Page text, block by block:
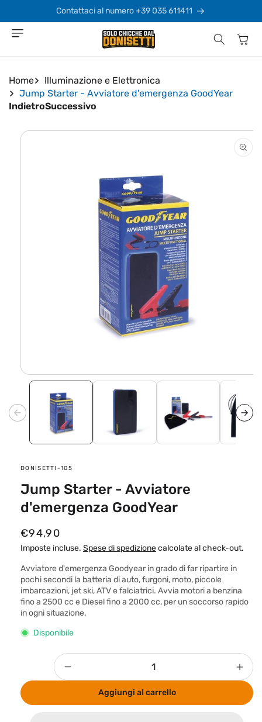
direttamente
ai contenuti
Contattaci al numero +39 035 611411
Carrello
Home
Illuminazione e Elettronica
Jump Starter - Avviatore d'emergenza GoodYear
IndietroSuccessivo
Passa alle
informazioni
contenuti
multimediali
1
in
finestra
SKU:
DONISETTI-105
Jump Starter - Avviatore
d'emergenza GoodYear
P
r
e
z
z
o
d
s
t
€94,90
Imposte incluse. Spese di spedizionecalcolate al check-out.
Avviatore d'emergenza Goodyear in grado di far ripartire in
pochi secondi la batteria di auto, furgoni, moto, piccole
imbarcazioni, jet ski, ATV e falciatrici. Avvia motori a benzina
fino a 2500 cc e Diesel fino a 2000 cc, per un soccorso rapido
in ogni situazione.
Disponibile
Quantità
per
Aggiungi al carrello